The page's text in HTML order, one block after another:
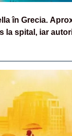
în Grecia.
la spital, iar